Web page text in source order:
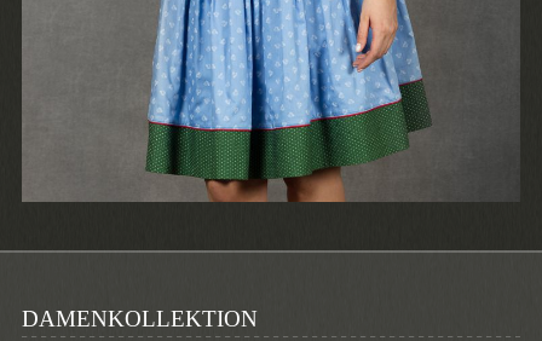
DAMENKOLLEKTION